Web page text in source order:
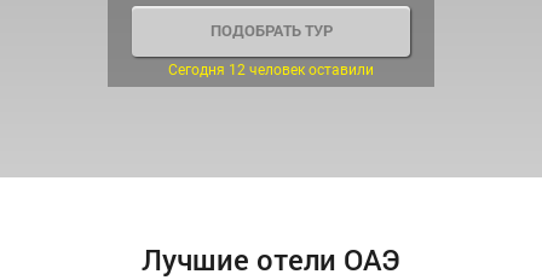
Сегодня 12 человек оставили
Лучшие отели ОАЭ